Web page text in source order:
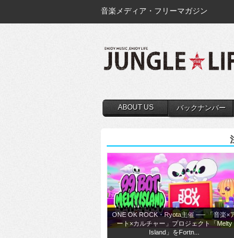
音楽メディア・フリーマガジン
ABOUT US バックナンバー
ONE OK ROCK・Ryota主催 ── 「音楽×
ート×カルチャー」プロジェクト「Melty
Island」をFortn...